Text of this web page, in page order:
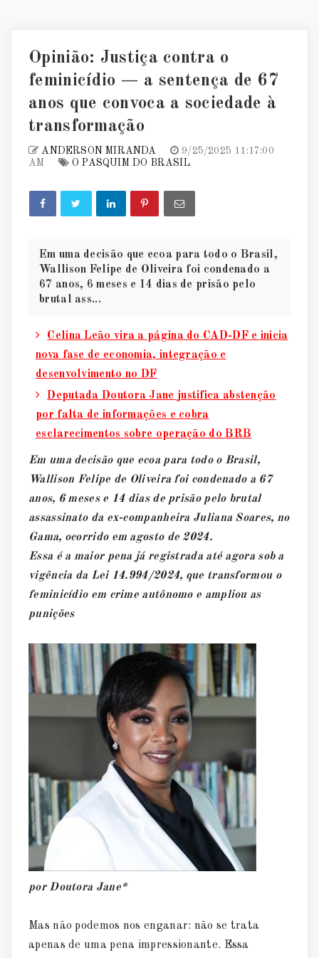
Opinião: Justiça contra o
feminicídio — a sentença de 67
anos que convoca a sociedade à
transformação
ANDERSON MIRANDA
9/25/2025 11:17:00
AM
O PASQUIM DO BRASIL
Em uma decisão que ecoa para todo o Brasil,
Wallison Felipe de Oliveira foi condenado a
67 anos, 6 meses e 14 dias de prisão pelo
brutal ass...
Celina Leão vira a página do CAD-DF e inicia
nova fase de economia, integração e
desenvolvimento no DF
Deputada Doutora Jane justifica abstenção
por falta de informações e cobra
esclarecimentos sobre operação do BRB
Em uma decisão que ecoa para todo o Brasil,
Wallison Felipe de Oliveira foi condenado a 67
anos, 6 meses e 14 dias de prisão pelo brutal
assassinato da ex-companheira Juliana Soares, no
Gama, ocorrido em agosto de 2024.
Essa é a maior pena já registrada até agora sob a
vigência da Lei 14.994/2024, que transformou o
feminicídio em crime autônomo e ampliou as
punições
por Doutora Jane*
Mas não podemos nos enganar: não se trata
apenas de uma pena impressionante. Essa